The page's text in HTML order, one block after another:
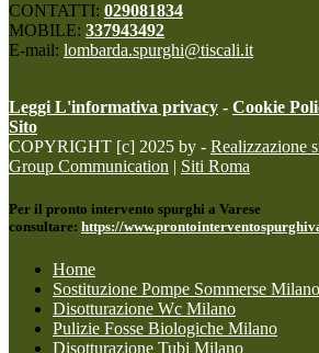
CONTATTI: 029081834
MOBILE: 337943492
E-mail: lombarda.spurghi@tiscali.it
Leggi L'informativa privacy - Cookie
Sito
COPYRIGHT [c] 2025 by - Realizzazione
Group Communication | Siti Roma
Per il pronto intervento spurghi a Varese
consultare: https://
Home
Sostituzione Pompe Sommerse Milano
Disotturazione Wc Milano
Pulizie Fosse Biologiche Milano
Disotturazione Tubi Milano